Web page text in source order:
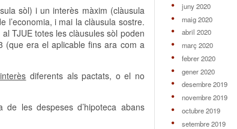
sòl) i un interès màxim (clàusula
l’economia, i mai la clàusula sostre.
TJUE totes les clàusules sòl poden
(que era el aplicable fins ara com a
diferents als pactats, o el no
les despeses d’hipoteca abans
juny 2020
maig 2020
abril 2020
març 2020
febrer 2020
gener 2020
desembre 2019
novembre 2019
octubre 2019
setembre 2019